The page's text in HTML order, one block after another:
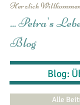
Herzlich Willkommen
... Petra's
Blog
Blog:
Alle